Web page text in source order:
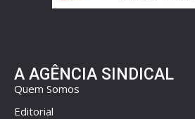
A AGÊNCIA SINDICAL
Quem Somos
Editorial